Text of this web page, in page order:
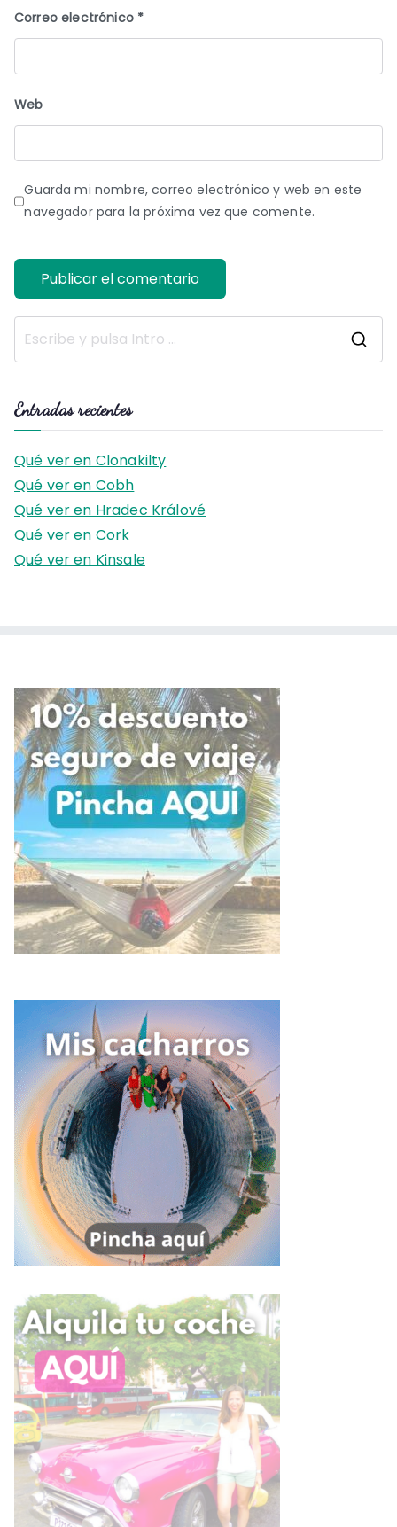
Correo electrónico *
Web
Guarda mi nombre, correo electrónico y web en este
navegador para la próxima vez que comente.
Entradas recientes
Qué ver en Clonakilty
Qué ver en Cobh
Qué ver en Hradec Králové
Qué ver en Cork
Qué ver en Kinsale